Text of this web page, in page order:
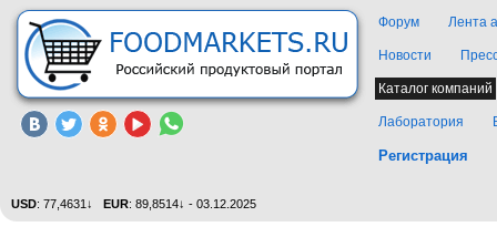
Форум Лента
Новости
Каталог компаний
Лаборатория
Регистрация
USD: 77,4631↓ EUR: 89,8514↓ - 03.12.2025